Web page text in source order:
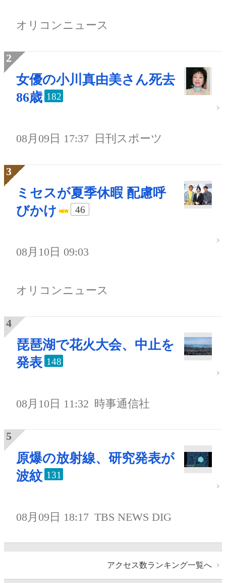
オリコンニュース
女優の小川真由美さん死去
86歳 182
08月09日 17:37 日刊スポーツ
ミセスが夏季休暇 配慮呼
びかけ
46
08月10日 09:03
オリコンニュース
琵琶湖で花火大会、中止を
発表 148
08月10日 11:32 時事通信社
原爆の放射線、研究発表が
波紋 131
08月09日 18:17 TBS NEWS DIG
アクセス数ランキング一覧へ